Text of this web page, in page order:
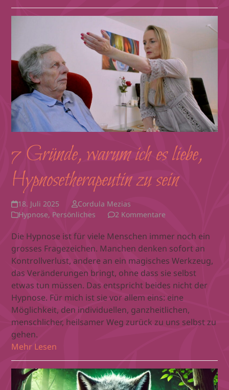
7 Gründe, warum ich es liebe,
Hypnosetherapeutin zu sein
18. Juli 2025
Cordula Mezias
Hypnose, Persönliches 2 Kommentare
Die Hypnose ist für viele Menschen immer noch ein
grosses Fragezeichen. Manchen denken sofort an
Kontrollverlust, andere an ein magisches Werkzeug,
das Veränderungen bringt, ohne dass sie selbst
etwas tun müssen. Das entspricht beides nicht der
Hypnose. Für mich ist sie vor allem eins: eine
Möglichkeit, den individuellen, ganzheitlichen,
menschlicher, heilsamer Weg zurück zu uns selbst zu
gehen.
Mehr Lesen